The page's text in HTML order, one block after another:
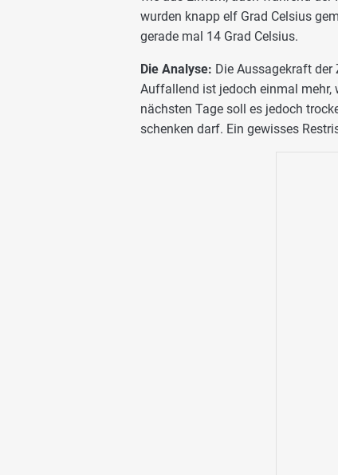
wurden knapp elf Grad Celsius
gerade mal 14 Grad Celsius.
Die Analyse: Die Aussagekraft der
Auffallend ist jedoch einmal mehr,
nächsten Tage soll es jedoch
schenken darf. Ein gewisses